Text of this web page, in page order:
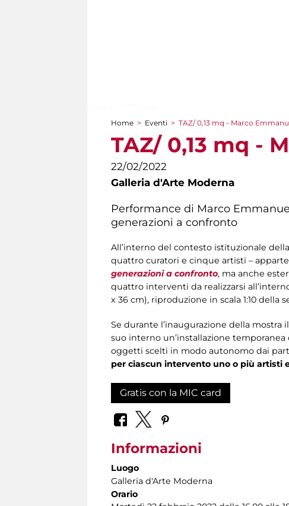
Tu sei qui
Home > Eventi > TAZ/ 0,13 mq - Marco
TAZ/ 0,13 mq -
22/02/2022
Galleria d'Arte Moderna
Performance di Marco
generazioni a confronto
All’interno del contesto istituzionale della
quattro curatori e cinque artisti –
generazioni a confronto, ma anche
quattro interventi da realizzarsi
x 36 cm), riproduzione in scala 1:10 della
Se durante l’inaugurazione della
suo interno un’installazione
oggetti scelti in modo autonomo dai
per ciascun intervento uno o più artisti
Gratis con la MIC card
Informazioni
Luogo
Galleria d'Arte Moderna
Orario